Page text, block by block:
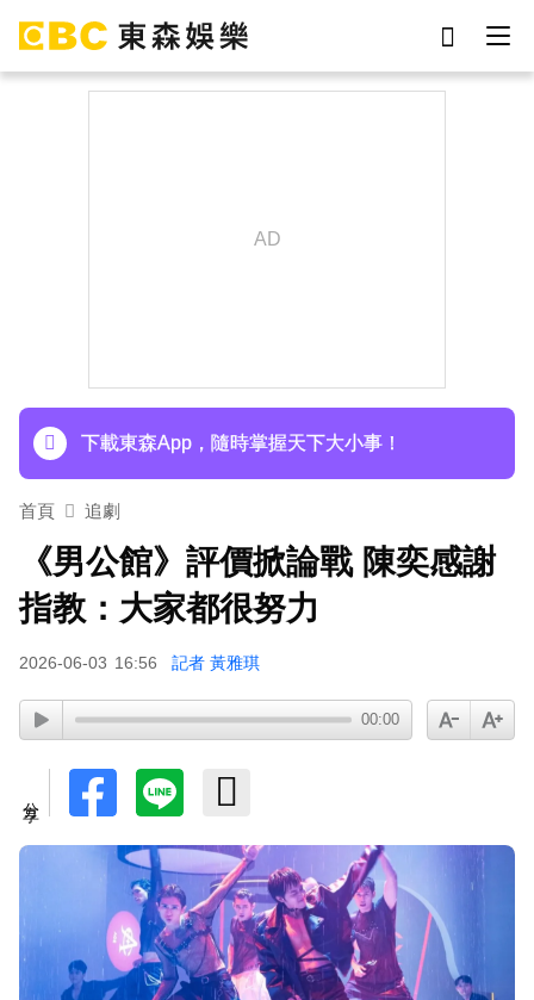
下載東森App，隨時掌握天下大小事！
首頁 追劇
《男公館》評價掀論戰 陳奕感謝
指教：大家都很努力
2026-06-03 16:56 記者 黃雅琪
00:00